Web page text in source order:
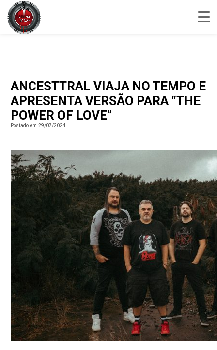
ANCESTTRAL VIAJA NO TEMPO E
APRESENTA VERSÃO PARA “THE
POWER OF LOVE”
Postado em 29/07/2024